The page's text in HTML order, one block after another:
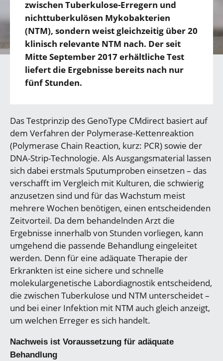
zwischen Tuberkulose-Erregern und
nichttuberkulösen Mykobakterien
(NTM), sondern weist gleichzeitig über 20
klinisch relevante NTM nach. Der seit
Mitte September 2017 erhältliche Test
liefert die Ergebnisse bereits nach nur
fünf Stunden.
Das Testprinzip des GenoType CMdirect basiert auf
dem Verfahren der Polymerase-Kettenreaktion
(Polymerase Chain Reaction, kurz: PCR) sowie der
DNA-Strip-Technologie. Als Ausgangsmaterial lassen
sich dabei erstmals Sputumproben einsetzen – das
verschafft im Vergleich mit Kulturen, die schwierig
anzusetzen sind und für das Wachstum meist
mehrere Wochen benötigen, einen entscheidenden
Zeitvorteil. Da dem behandelnden Arzt die
Ergebnisse innerhalb von Stunden vorliegen, kann
umgehend die passende Behandlung eingeleitet
werden. Denn für eine adäquate Therapie der
Erkrankten ist eine sichere und schnelle
molekulargenetische Labordiagnostik entscheidend,
die zwischen Tuberkulose und NTM unterscheidet –
und bei einer Infektion mit NTM auch gleich anzeigt,
um welchen Erreger es sich handelt.
Nachweis ist Voraussetzung für adäquate
Behandlung